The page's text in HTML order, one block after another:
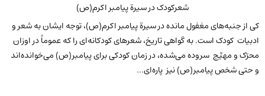
شعرکودک در سیرة پیامبر اکرم(ص)
کی از جنبه‌های مغفول مانده در سیرة پیامبر اکرم(ص)، توجه ایشان به شعر و
ادبیات کودک است. به گواهی تاریخ، شعرهای کودکانه‌ای را که عموماً در اوزان
محرّک و مهیِّج سروده می‌شده، در زمان کودکی برای پیامبر(ص) می‌خوانده‌اند
و حتی شخص پیامبر(ص) نیز پاره‌ای...